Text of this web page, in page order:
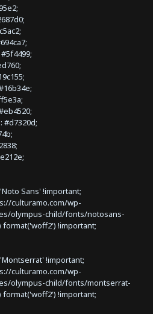
#d7320d;
Sans' !important;
culturamo.com/wp-
olympus-child/fonts/notosans-
format('woff2') !important;
!important;
culturamo.com/wp-
olympus-child/fonts/montserrat-
format('woff2') !important;